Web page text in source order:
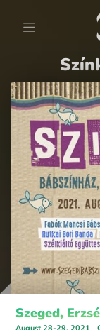
Szeged,